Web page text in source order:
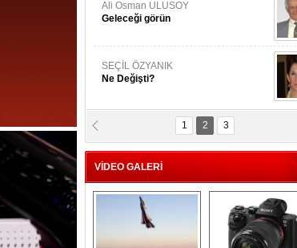
Ali Osman ULUSOY
Geleceği görün
SEÇİL ÖZYANIK
Ne Değişti?
MERİÇ KÖYATASI
Bayraksız Vatan !
1 2 3
VİDEO GALERİ